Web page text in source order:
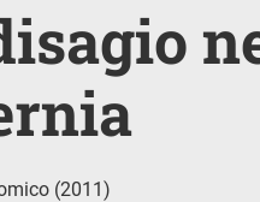
(2011)